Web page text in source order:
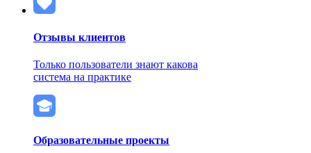
Отзывы клиентов
Только пользователи знают какова
система на практике
Образовательные проекты